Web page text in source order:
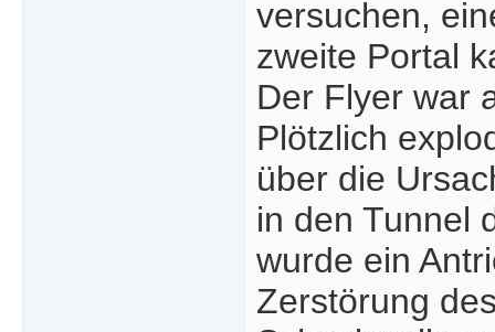
versuchen,
zweite Portal
Der Flyer war
Plötzlich
über die
in den Tunnel
wurde ein
Zerstörung